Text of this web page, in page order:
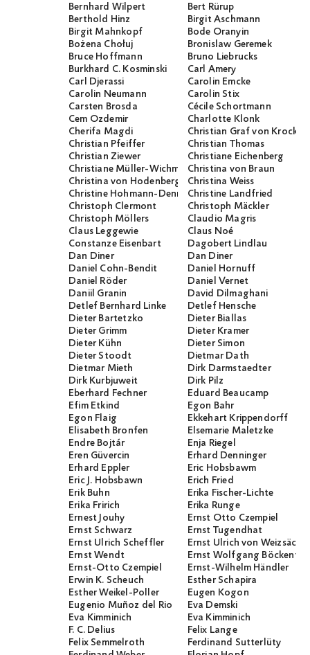
Bernhard Wilpert
Bert Rürup
Berthold Hinz
Birgit Aschmann
Birgit Mahnkopf
Bode Oranyin
Bożena Chołuj
Bronislaw Geremek
Bruce Hoffmann
Bruno Liebrucks
Burkhard C. Kosminski
Carl Amery
Carl Djerassi
Carolin Emcke
Carolin Neumann
Carolin Stix
Carsten Brosda
Cécile Schortmann
Cem Özdemir
Charlotte Klonk
Cherifa Magdi
Christian Graf von
Christian Pfeiffer
Christian Thomas
Christian Ziewer
Christiane Eichenberg
Christiane Müller-WichmannChristina von Braun
Christina von Hodenberg
Christina Weiss
Christine Hohmann-DennhardtChristine Landfried
Christoph Clermont
Christoph Mäckler
Christoph Möllers
Claudio Magris
Claus Leggewie
Claus Noé
Constanze Eisenbart
Dagobert Lindlau
Dan Diner
Dan Diner
Daniel Cohn-Bendit
Daniel Hornuff
Daniel Röder
Daniel Vernet
Daniil Granin
David Dilmaghani
Detlef Bernhard Linke
Detlef Hensche
Dieter Bartetzko
Dieter Biallas
Dieter Grimm
Dieter Kramer
Dieter Kühn
Dieter Simon
Dieter Stoodt
Dietmar Dath
Dietmar Mieth
Dirk Darmstaedter
Dirk Kurbjuweit
Dirk Pilz
Eberhard Fechner
Eduard Beaucamp
Efim Etkind
Egon Bahr
Egon Flaig
Ekkehart Krippendorff
Elisabeth Bronfen
Elsemarie Maletzke
Endre Bojtár
Enja Riegel
Eren Güvercin
Erhard Denninger
Erhard Eppler
Eric Hobsbawm
Eric J. Hobsbawn
Erich Fried
Erik Buhn
Erika Fischer-Lichte
Erika Fririch
Erika Runge
Ernest Jouhy
Ernst Otto Czempiel
Ernst Schwarz
Ernst Tugendhat
Ernst Ulrich Scheffler
Ernst Ulrich von Weizsäcker
Ernst Wendt
Ernst Wolfgang
Ernst-Otto Czempiel
Ernst-Wilhelm Händler
Erwin K. Scheuch
Esther Schapira
Esther Weikel-Poller
Eugen Kogon
Eugenio Muñoz del Rio
Eva Demski
Eva Kimminich
Eva Kimminich
F. C. Delius
Felix Lange
Felix Semmelroth
Ferdinand Sutterlüty